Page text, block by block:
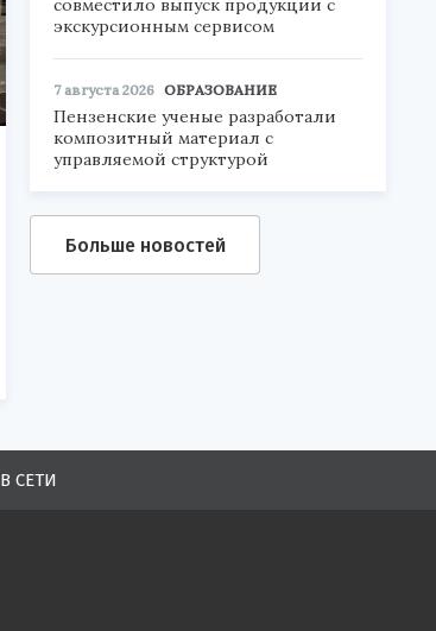
совместило выпуск продукции с
экскурсионным сервисом
7 августа 2026 ОБРАЗОВАНИЕ
Пензенские ученые разработали
композитный материал с
управляемой структурой
Больше новостей
В СЕТИ